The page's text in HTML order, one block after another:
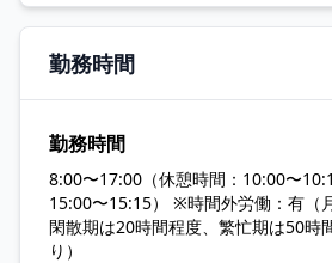
勤務時間
勤務時間
8:00〜17:00（休憩時間：10:00〜
15:00〜15:15） ※時間外労働：有（
閑散期は20時間程度、繁忙期は50時
り）